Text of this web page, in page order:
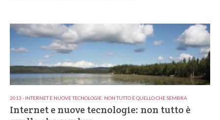
2013 - INTERNET E NUOVE TECNOLOGIE: NON TUTTO È QUELLO CHE SEMBRA
Internet e nuove tecnologie: non tutto è